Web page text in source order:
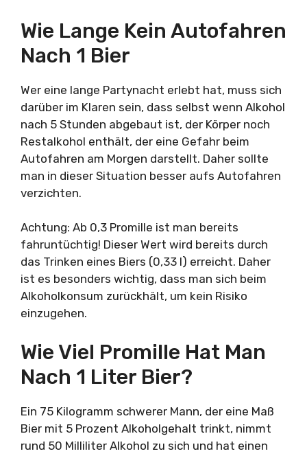
Wie Lange Kein Autofahren
Nach 1 Bier
Wer eine lange Partynacht erlebt hat, muss sich
darüber im Klaren sein, dass selbst wenn Alkohol
nach 5 Stunden abgebaut ist, der Körper noch
Restalkohol enthält, der eine Gefahr beim
Autofahren am Morgen darstellt. Daher sollte
man in dieser Situation besser aufs Autofahren
verzichten.
Achtung: Ab 0,3 Promille ist man bereits
fahruntüchtig! Dieser Wert wird bereits durch
das Trinken eines Biers (0,33 l) erreicht. Daher
ist es besonders wichtig, dass man sich beim
Alkoholkonsum zurückhält, um kein Risiko
einzugehen.
Wie Viel Promille Hat Man
Nach 1 Liter Bier?
Ein 75 Kilogramm schwerer Mann, der eine Maß
Bier mit 5 Prozent Alkoholgehalt trinkt, nimmt
rund 50 Milliliter Alkohol zu sich und hat einen